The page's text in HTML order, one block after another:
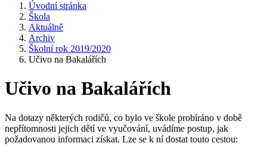
Úvodní stránka
Škola
Aktuálně
Archiv
Školní rok 2019/2020
Učivo na Bakalářích
Učivo na Bakalářích
Na dotazy některých rodičů, co bylo ve škole probíráno v době
nepřítomnosti jejich dětí ve vyučování, uvádíme postup, jak
požadovanou informaci získat. Lze se k ní dostat touto cestou: